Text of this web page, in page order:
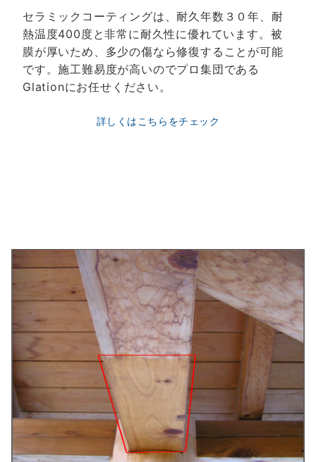
セラミックコーティングは、耐久年数３０年、耐
熱温度400度と非常に耐久性に優れています。被
膜が厚いため、多少の傷なら修復することが可能
です。施工難易度が高いのでプロ集団である
Glationにお任せください。
詳しくはこちらをチェック